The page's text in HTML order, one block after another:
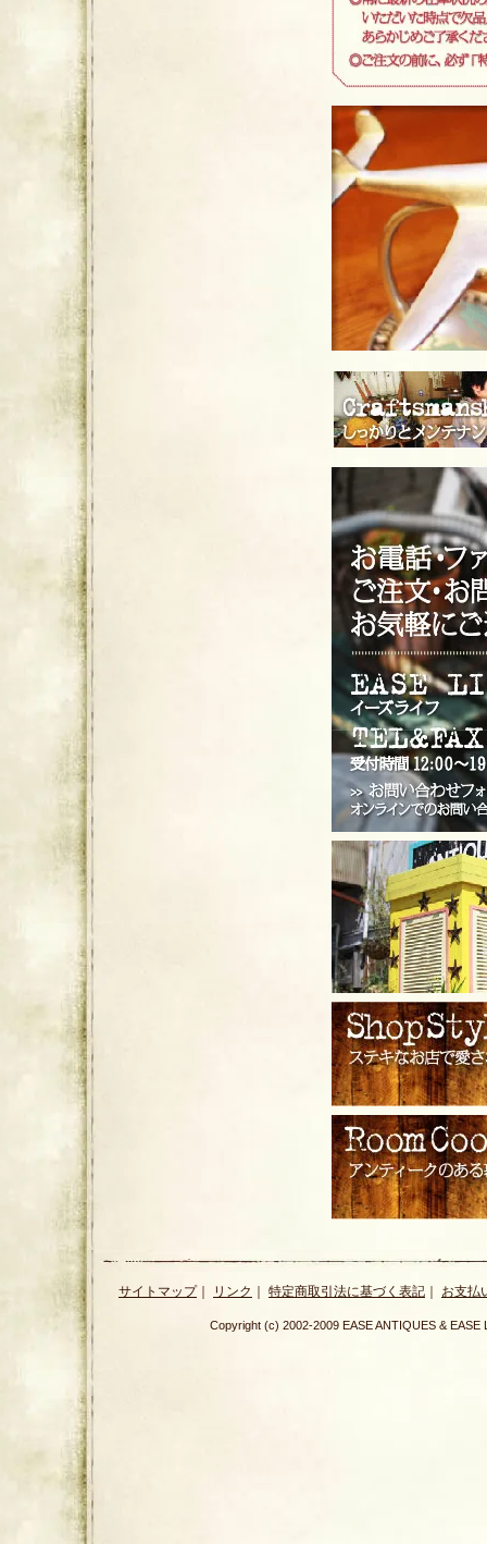
サイトマップ｜ リンク ｜ 特定商取引法に基づく表記 ｜ お支払
Copyright (c) 2002-2009 EASE ANTIQUES &